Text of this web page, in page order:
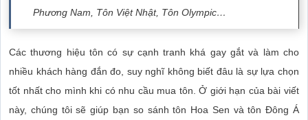
Phương Nam, Tôn Việt Nhật, Tôn Olympic…
Các thương hiệu tôn có sự cạnh tranh khá gay gắt và làm cho
nhiều khách hàng đắn đo, suy nghĩ không biết đâu là sự lựa chọn
tốt nhất cho mình khi có nhu cầu mua tôn. Ở giới hạn của bài viết
này, chúng tôi sẽ giúp bạn so sánh tôn Hoa Sen và tôn Đông Á